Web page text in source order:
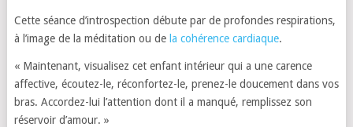
Cette séance d’introspection débute par de profondes respirations,
à l’image de la méditation ou de la cohérence cardiaque.
« Maintenant, visualisez cet enfant intérieur qui a une carence
affective, écoutez-le, réconfortez-le, prenez-le doucement dans vos
bras. Accordez-lui l’attention dont il a manqué, remplissez son
réservoir d’amour. »